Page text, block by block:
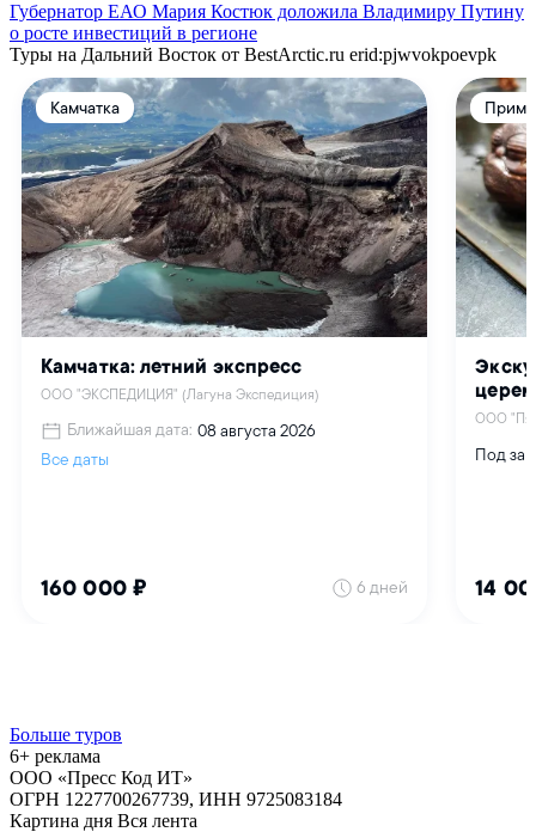
Губернатор ЕАО Мария Костюк доложила Владимиру Путину
о росте инвестиций в регионе
Туры на Дальний Восток от BestArctic.ru erid:pjwvokpoevpk
Больше туров
6+ реклама
ООО «Пресс Код ИТ»
ОГРН 1227700267739, ИНН 9725083184
Картина дня Вся лента